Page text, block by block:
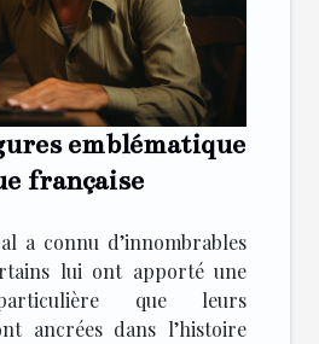
emblématique
française
a connu d’innombrables
lui ont apporté une
que leurs
ancrées dans l’histoire